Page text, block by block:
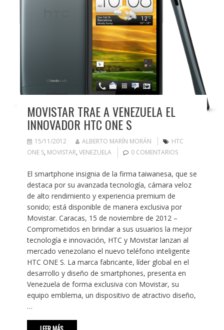
MOVISTAR TRAE A VENEZUELA EL
INNOVADOR HTC ONE S
15/11/2012 ALBERTO MARÍN MORÁN
HTC
ONE S, MOVISTAR, VENEZUELA 0 COMENTARIOS
El smartphone insignia de la firma taiwanesa, que se
destaca por su avanzada tecnología, cámara veloz
de alto rendimiento y experiencia premium de
sonido; está disponible de manera exclusiva por
Movistar. Caracas, 15 de noviembre de 2012 –
Comprometidos en brindar a sus usuarios la mejor
tecnología e innovación, HTC y Movistar lanzan al
mercado venezolano el nuevo teléfono inteligente
HTC ONE S. La marca fabricante, líder global en el
desarrollo y diseño de smartphones, presenta en
Venezuela de forma exclusiva con Movistar, su
equipo emblema, un dispositivo de atractivo diseño,
…